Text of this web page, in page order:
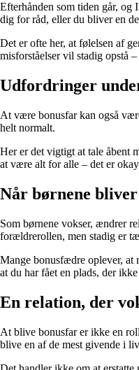
Efterhånden som tiden går, og
dig for råd, eller du bliver en
Det er ofte her, at følelsen af
misforståelser vil stadig opstå
Udfordringer
At være bonusfar kan også
helt normalt.
Her er det vigtigt at tale åbent
at være alt for alle – det er
Når børnene
Som børnene vokser, ændrer
forældrerollen, men stadig er
Mange bonusfædre oplever,
at du har fået en plads, der
En relation, der
At blive bonusfar er ikke en
blive en af de mest givende i